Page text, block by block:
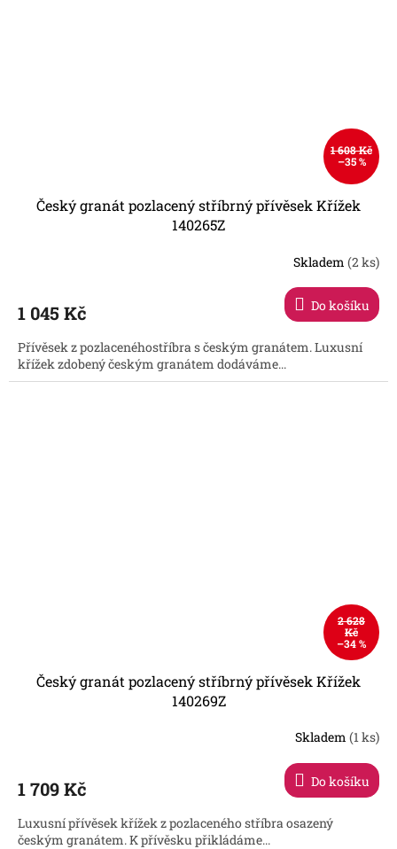
1 608 Kč
–35 %
Český granát pozlacený stříbrný přívěsek Křížek
140265Z
Skladem (2 ks)
1 045 Kč Do košíku
Přívěsek z pozlacenéhostříbra s českým granátem. Luxusní
křížek zdobený českým granátem dodáváme...
2 628
Kč
–34 %
Český granát pozlacený stříbrný přívěsek Křížek
140269Z
Skladem (1 ks)
1 709 Kč Do košíku
Luxusní přívěsek křížek z pozlaceného stříbra osazený
českým granátem. K přívěsku přikládáme...